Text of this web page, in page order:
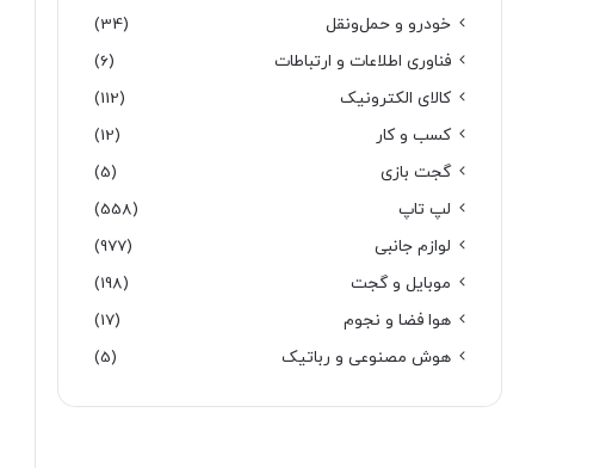
خودرو و حمل‌و‌نقل
(34)
فناوری اطلاعات و ارتباطات
(6)
کالای الکترونیک
(112)
کسب و کار
(12)
گجت بازی
(5)
لپ تاپ
(558)
لوازم جانبی
(977)
موبایل و گجت
(198)
هوا فضا و نجوم
(17)
هوش مصنوعی و رباتیک
(5)